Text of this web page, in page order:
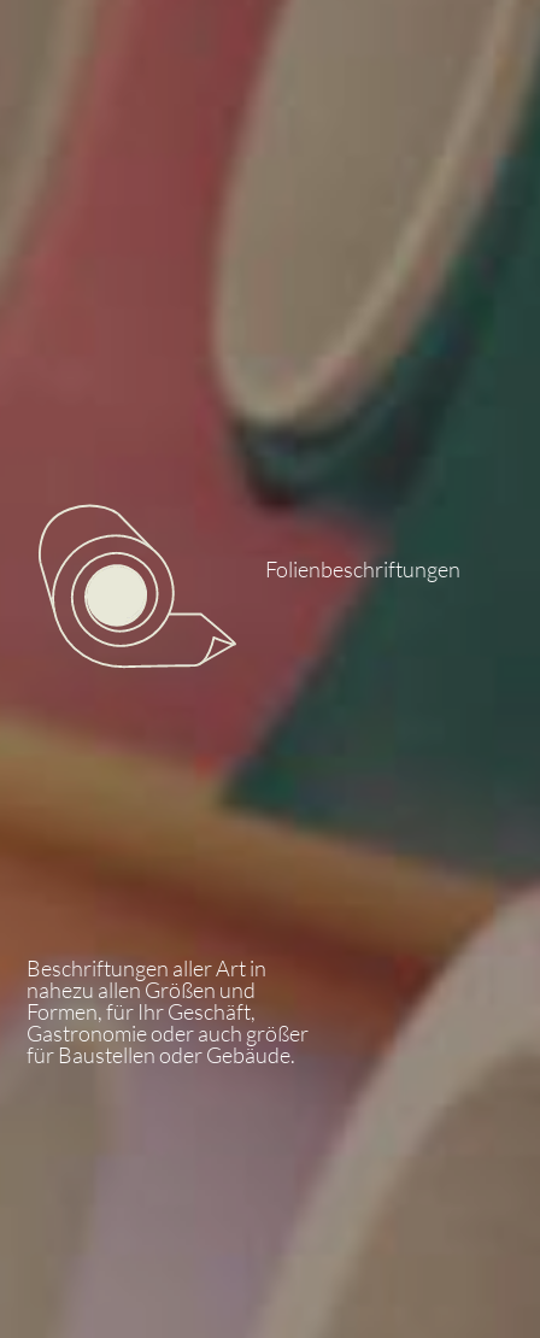
Folienbeschriftungen
Beschriftungen aller Art in
nahezu allen Größen und
Formen, für Ihr Geschäft,
Gastronomie oder auch größer
für Baustellen oder Gebäude.